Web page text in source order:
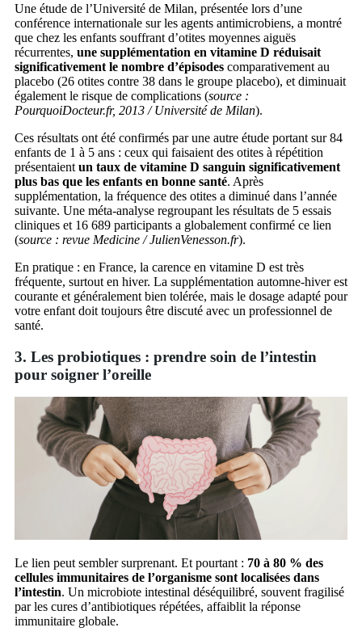
Une étude de l’Université de Milan, présentée lors d’une
conférence internationale sur les agents antimicrobiens, a montré
que chez les enfants souffrant d’otites moyennes aiguës
récurrentes, une supplémentation en vitamine D réduisait
significativement le nombre d’épisodes comparativement au
placebo (26 otites contre 38 dans le groupe placebo), et diminuait
également le risque de complications (source :
PourquoiDocteur.fr, 2013 / Université de Milan).
Ces résultats ont été confirmés par une autre étude portant sur 84
enfants de 1 à 5 ans : ceux qui faisaient des otites à répétition
présentaient un taux de vitamine D sanguin significativement
plus bas que les enfants en bonne santé. Après
supplémentation, la fréquence des otites a diminué dans l’année
suivante. Une méta-analyse regroupant les résultats de 5 essais
cliniques et 16 689 participants a globalement confirmé ce lien
(source : revue Medicine / JulienVenesson.fr).
En pratique : en France, la carence en vitamine D est très
fréquente, surtout en hiver. La supplémentation automne-hiver est
courante et généralement bien tolérée, mais le dosage adapté pour
votre enfant doit toujours être discuté avec un professionnel de
santé.
3. Les probiotiques : prendre soin de l’intestin
pour soigner l’oreille
Le lien peut sembler surprenant. Et pourtant : 70 à 80 % des
cellules immunitaires de l’organisme sont localisées dans
l’intestin. Un microbiote intestinal déséquilibré, souvent fragilisé
par les cures d’antibiotiques répétées, affaiblit la réponse
immunitaire globale.